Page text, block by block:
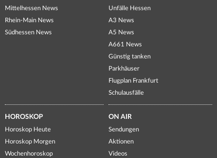
Mittelhessen News
Rhein-Main News
Südhessen News
Unfälle Hessen
A3 News
A5 News
A661 News
Günstig tanken
Parkhäuser
Flugplan Frankfurt
Schulausfälle
HOROSKOP
Horoskop Heute
Horoskop Morgen
Wochenhoroskop
ON AIR
Sendungen
Aktionen
Videos